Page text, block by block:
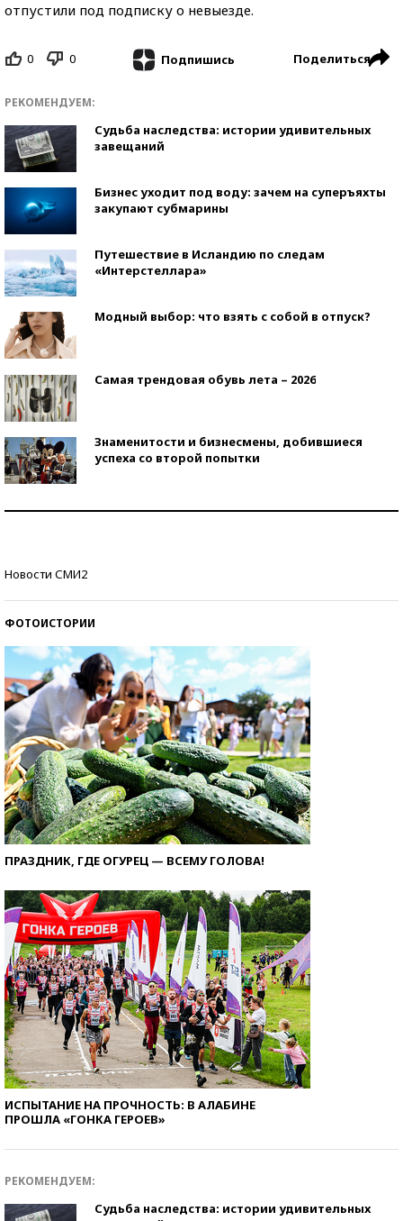
отпустили под подписку о невыезде.
0 0 Подпишись Поделиться
РЕКОМЕНДУЕМ:
Судьба наследства: истории удивительных
завещаний
Бизнес уходит под воду: зачем на суперъяхты
закупают субмарины
Путешествие в Исландию по следам
«Интерстеллара»
Модный выбор: что взять с собой в отпуск?
Самая трендовая обувь лета – 2026
Знаменитости и бизнесмены, добившиеся
успеха со второй попытки
Новости СМИ2
ФОТОИСТОРИИ
ПРАЗДНИК, ГДЕ ОГУРЕЦ — ВСЕМУ ГОЛОВА!
ИСПЫТАНИЕ НА ПРОЧНОСТЬ: В АЛАБИНЕ
ПРОШЛА «ГОНКА ГЕРОЕВ»
РЕКОМЕНДУЕМ:
Судьба наследства: истории удивительных